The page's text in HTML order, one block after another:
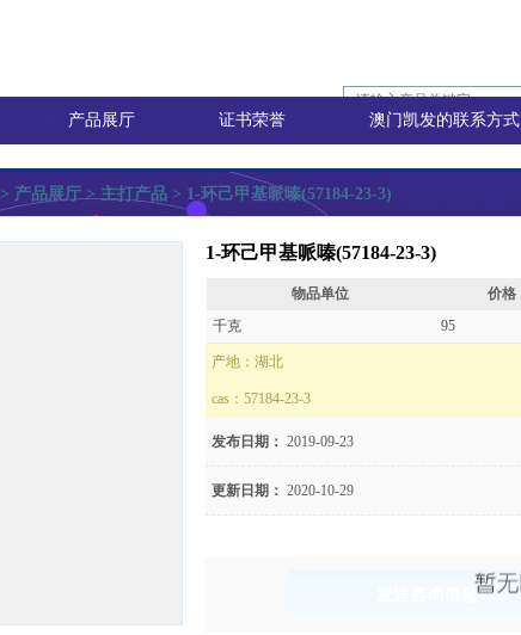
产品展厅 证书荣誉 澳门凯发的联系方式
> 产品展厅 >主打产品 > 1-环己甲基哌嗪(57184-23-3)
1-环己甲基哌嗪(57184-23-3)
物品单位 价格
千克
95
产地：湖北
cas：57184-23-3
发布日期： 2019-09-23
更新日期： 2020-10-29